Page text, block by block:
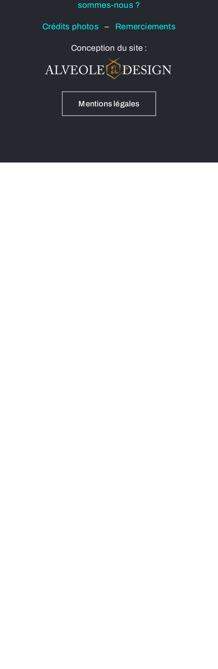
sommes-nous ?
Crédits photos– Remerciements
Conception du site :
Mentions légales